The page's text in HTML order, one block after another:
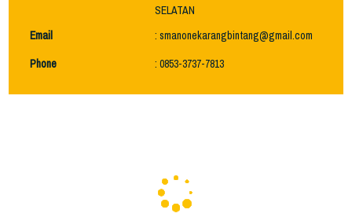
SELATAN
Email
: smanonekarangbintang@gmail.com
Phone
: 0853-3737-7813